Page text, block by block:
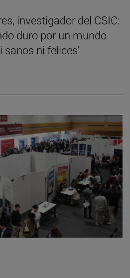
investigador del CSIC:
duro por un mundo
sanos ni felices"